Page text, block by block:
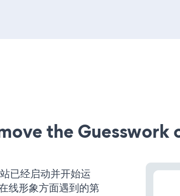
the
已经启动并开始运
线形象方面遇到的第